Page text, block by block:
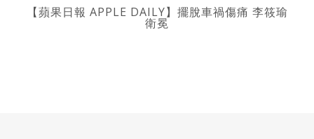
【蘋果日報 APPLE DAILY】擺脫車禍傷痛 李筱瑜
衛冕